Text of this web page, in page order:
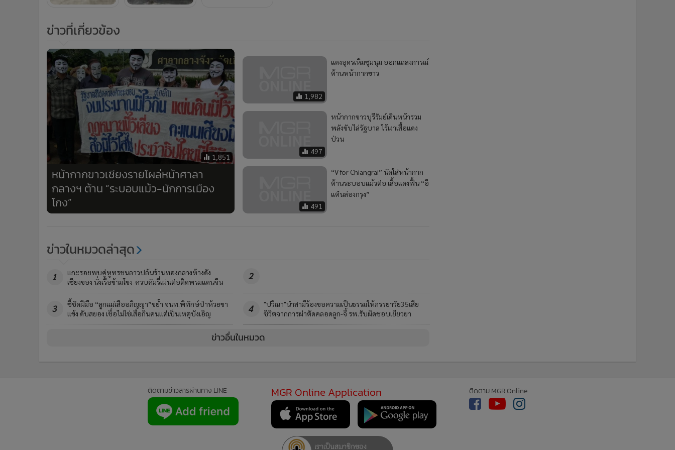
ข่าวที่เกี่ยวข้อง
1,851
หน้ากากขาวเชียงรายโผล่หน้าศาลา
กลางฯ ต้าน “ระบอบแม้ว-นักการเมือง
โกง”
1,982
แดงอุดรเหิมชุมนุม ออกแถลงการณ์
ต้านหน้ากากขาว
497
หน้ากากขาวบุรีรัมย์เดินหน้ารวม
พลังขับไล่รัฐบาล ไร้เงาเสื้อแดง
ป่วน
491
“V for Chiangrai” นัดใส่หน้ากาก
ต้านระบอบแม้วต่อ เสื้อแดงฟื้น “อี
แต๋นล่องกรุง”
ข่าวในหมวดล่าสุด
1
แกะรอยพบคู่หูทรชนลาวปล้นร้านทองกลางห้างดัง
เชียงของ นั่งเรือข้ามโขง-ควบคัมรี่เผ่นต่อติดพรมแดนจีน
2
3
ชี้ชัดฝีมือ “ลูกแม่เสืออภิญญา”ขย้ำ จนท.พิทักษ์ป่าห้วยขา
แข้ง ดับสยอง เชื่อไม่ใช่เสือกินคนแต่เป็นเหตุบังเอิญ
4
"ปวีณา"นำสามีร้องขอความเป็นธรรมให้ภรรยาวัย35เสีย
ชีวิตจากการผ่าตัดคลอดลูก-จี้ รพ.รับผิดชอบเยียวยา
ข่าวอื่นในหมวด
ติดตามข่าวสารผ่านทาง LINE MGR Online Application ติดตาม MGR Online